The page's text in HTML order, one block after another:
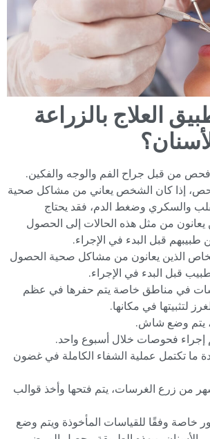
العلاج بالزراعة
فحص من قبل جراح الفم والوجه والفكين.
إذا كان الشخص يعاني من مشاكل صحية
والسكري وضغط الدم، فقد يحتاج
يعانون من مثل هذه الحالات إلى الحصول
قبل البدء في الإجراء.
الذين يعانون من مشاكل صحية الحصول
قبل البدء في الإجراء.
في مناطق خاصة يتم حفرها في عظم
لتثبيتها في مكانها.
يتم وضع شاش.
إجراء فحوصات خلال أسبوع واحد.
ما تكتمل عملية الشفاء الكاملة في غضون
حوالي 3 أشهر من زرع الغرسات، يتم فتحها وأخذ قوالب
خاصة وفقًا للقياسات المأخوذة ويتم وضع